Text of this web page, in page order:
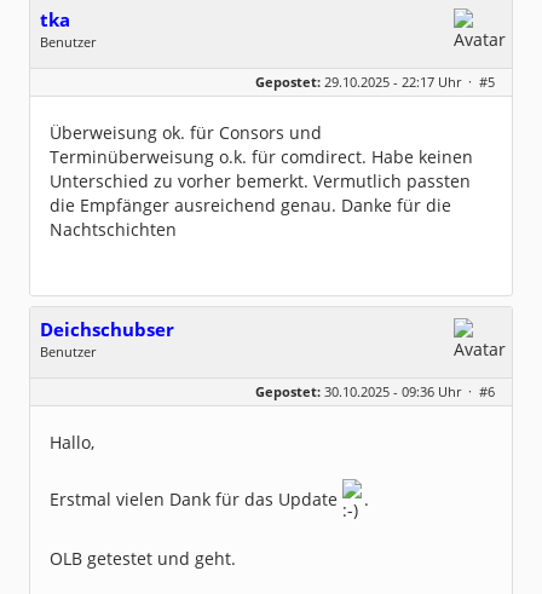
tka
Benutzer
Geschlecht:
keine Angabe
Dabei seit:
12 / 2024
Gepostet: 29.10.2025 - 22:17 Uhr · #5
Überweisung ok. für Consors und
Terminüberweisung o.k. für comdirect. Habe keinen
Unterschied zu vorher bemerkt. Vermutlich passten
die Empfänger ausreichend genau. Danke für die
Nachtschichten
Deichschubser
Benutzer
Dabei seit:
10 / 2025
Gepostet: 30.10.2025 - 09:36 Uhr · #6
Hallo,
Erstmal vielen Dank für das Update .
OLB getestet und geht.